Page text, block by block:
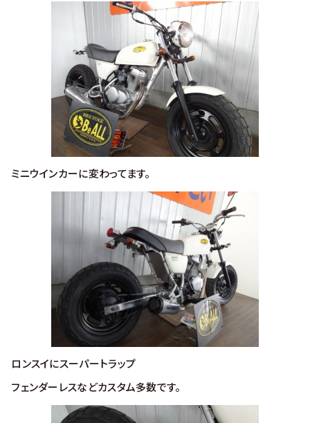
ミニウインカーに変わってます。
ロンスイにスーパートラップ
フェンダーレスなどカスタム多数です。